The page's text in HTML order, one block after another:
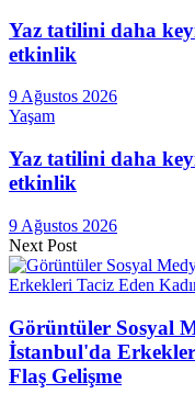
Yaz tatilini daha
etkinlik
9 Ağustos 2026
Yaşam
Yaz tatilini daha
etkinlik
9 Ağustos 2026
Next Post
Görüntüler Sosyal
İstanbul'da
Flaş Gelişme